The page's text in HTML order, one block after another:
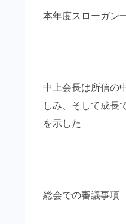
本年度スローガン
中上会長は所信の
しみ、そして成長
を示した
総会での審議事項